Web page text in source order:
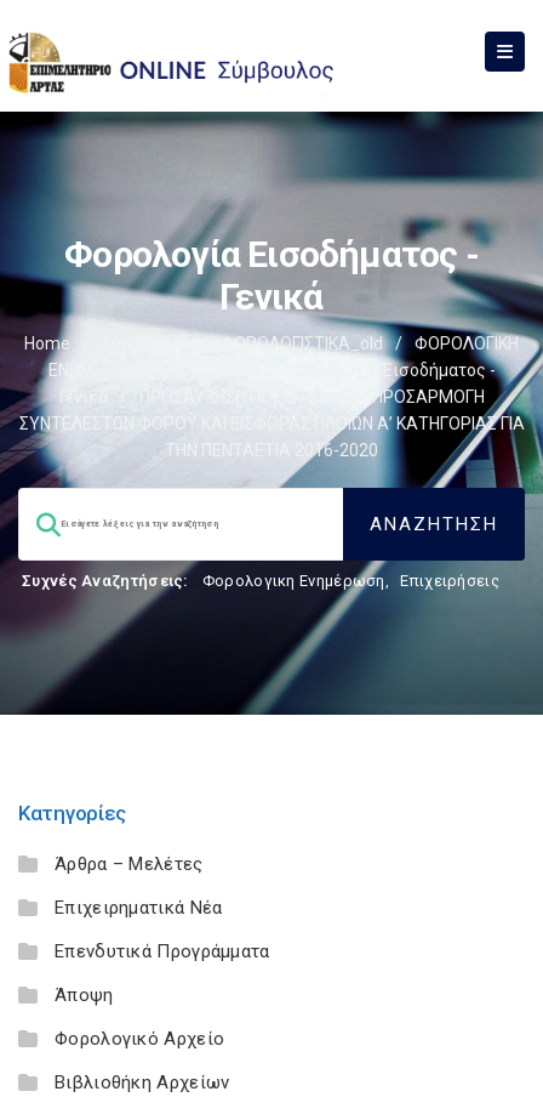
Φορολογία Εισοδήματος -
Γενικά
Home ΦΟΡΟΛΟΓΙΣΤΙΚΑ_old /
ΦΟΡΟΛΟΓΙΚΗ
ΕΝΗΜΕΡΩΣΗ
Φορολογία Εισοδήματος -
ΠΡΟΣΑΥΞΗΣΗ ΠΟΣΩΝ ΚΑΙ ΑΝΑΠΡΟΣΑΡΜΟΓΗ
ΣΥΝΤΕΛΕΣΤΩΝ ΦΟΡΟΥ ΚΑΙ ΕΙΣΦΟΡΑΣ ΠΛΟΙΩΝ Α’ ΚΑΤΗΓΟΡΙΑΣ ΓΙΑ
ΤΗΝ ΠΕΝΤΑΕΤΙΑ 2016-2020
Συχνές Αναζητήσεις: Φορολογικη Ενημέρωση, Επιχειρήσεις
Κατηγορίες
Άρθρα – Μελέτες
Επιχειρηματικά Νέα
Επενδυτικά Προγράμματα
Άποψη
Φορολογικό Αρχείο
Βιβλιοθήκη Αρχείων